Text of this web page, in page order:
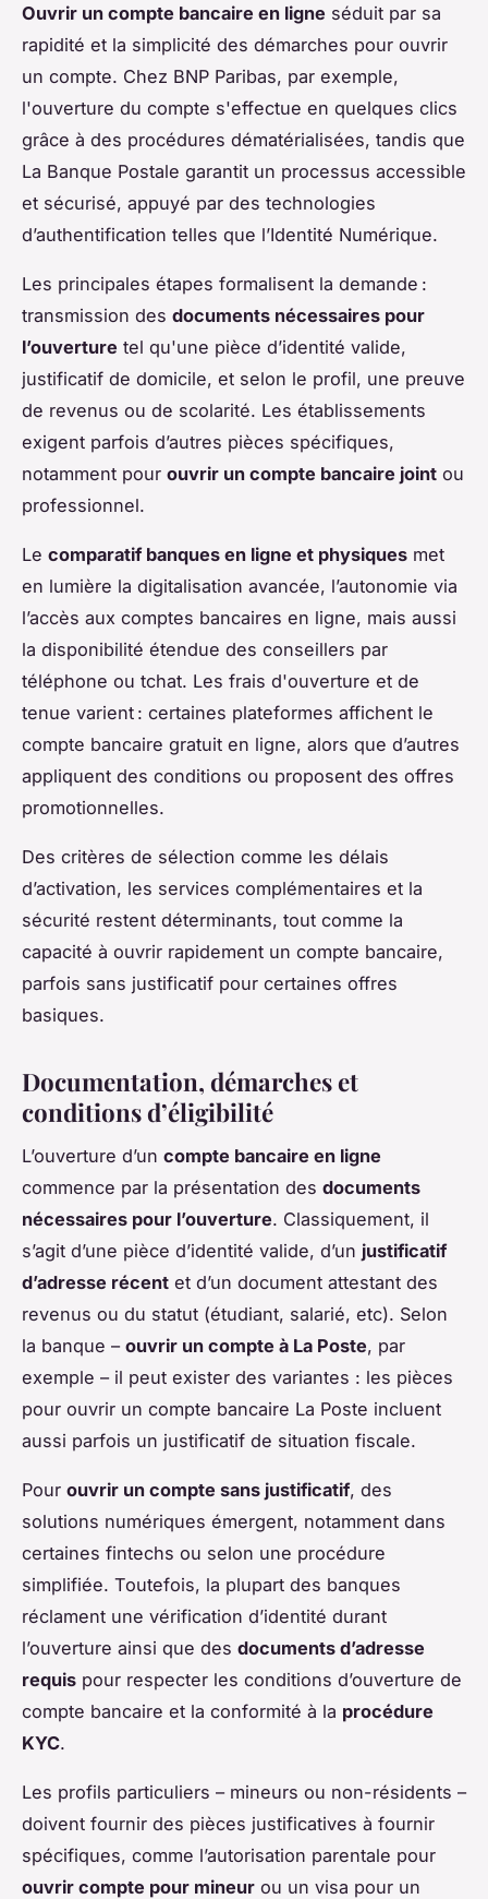
Ouvrir un compte bancaire en ligne séduit par sa
rapidité et la simplicité des démarches pour ouvrir
un compte. Chez BNP Paribas, par exemple,
l'ouverture du compte s'effectue en quelques clics
grâce à des procédures dématérialisées, tandis que
La Banque Postale garantit un processus accessible
et sécurisé, appuyé par des technologies
d’authentification telles que l’Identité Numérique.
Les principales étapes formalisent la demande :
transmission des documents nécessaires pour
l’ouverture tel qu'une pièce d’identité valide,
justificatif de domicile, et selon le profil, une preuve
de revenus ou de scolarité. Les établissements
exigent parfois d’autres pièces spécifiques,
notamment pour ouvrir un compte bancaire joint ou
professionnel.
Le comparatif banques en ligne et physiques met
en lumière la digitalisation avancée, l’autonomie via
l’accès aux comptes bancaires en ligne, mais aussi
la disponibilité étendue des conseillers par
téléphone ou tchat. Les frais d'ouverture et de
tenue varient : certaines plateformes affichent le
compte bancaire gratuit en ligne, alors que d’autres
appliquent des conditions ou proposent des offres
promotionnelles.
Des critères de sélection comme les délais
d’activation, les services complémentaires et la
sécurité restent déterminants, tout comme la
capacité à ouvrir rapidement un compte bancaire,
parfois sans justificatif pour certaines offres
basiques.
Documentation, démarches et
conditions d’éligibilité
L’ouverture d’un compte bancaire en ligne
commence par la présentation des documents
nécessaires pour l’ouverture. Classiquement, il
s’agit d’une pièce d’identité valide, d’un justificatif
d’adresse récent et d’un document attestant des
revenus ou du statut (étudiant, salarié, etc). Selon
la banque – ouvrir un compte à La Poste, par
exemple – il peut exister des variantes : les pièces
pour ouvrir un compte bancaire La Poste incluent
aussi parfois un justificatif de situation fiscale.
Pour ouvrir un compte sans justificatif, des
solutions numériques émergent, notamment dans
certaines fintechs ou selon une procédure
simplifiée. Toutefois, la plupart des banques
réclament une vérification d’identité durant
l’ouverture ainsi que des documents d’adresse
requis pour respecter les conditions d’ouverture de
compte bancaire et la conformité à la procédure
KYC.
Les profils particuliers – mineurs ou non-résidents –
doivent fournir des pièces justificatives à fournir
spécifiques, comme l’autorisation parentale pour
ouvrir compte pour mineur ou un visa pour un